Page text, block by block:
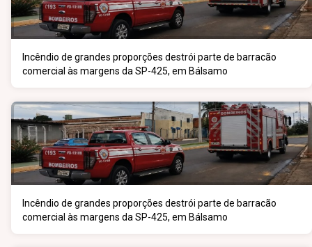
Incêndio de grandes proporções destrói parte de barracão
comercial às margens da SP-425, em Bálsamo
Incêndio de grandes proporções destrói parte de barracão
comercial às margens da SP-425, em Bálsamo